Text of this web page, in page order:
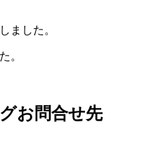
ました。
。
お問合せ先